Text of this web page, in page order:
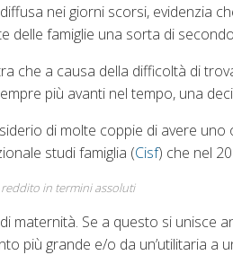
nei giorni scorsi, evidenzia
delle famiglie una sorta di
che a causa della difficoltà di
più avanti nel tempo, una
di molte coppie di avere
studi famiglia (Cisf) che nel
in termini assoluti
Se a questo si unisce
più grande e/o da un’utilitaria a